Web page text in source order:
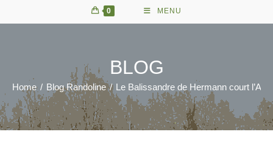
0 MENU
BLOG
Home / Blog Randoline / Le Balissandre de Hermann court